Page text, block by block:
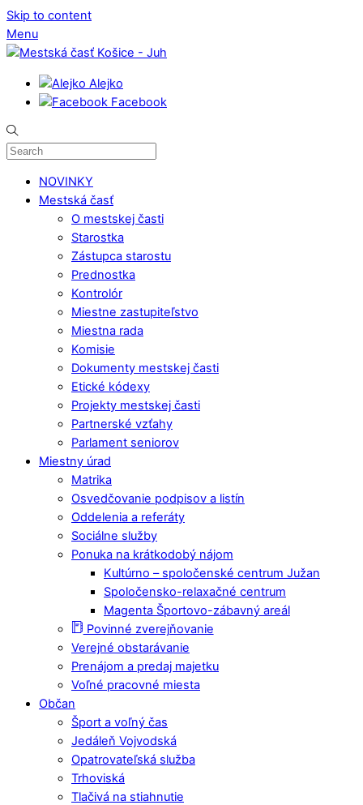
Skip to content
Menu
Alejko
Facebook
NOVINKY
Mestská časť
O mestskej časti
Starostka
Zástupca starostu
Prednostka
Kontrolór
Miestne zastupiteľstvo
Miestna rada
Komisie
Dokumenty mestskej časti
Etické kódexy
Projekty mestskej časti
Partnerské vzťahy
Parlament seniorov
Miestny úrad
Matrika
Osvedčovanie podpisov a listín
Oddelenia a referáty
Sociálne služby
Ponuka na krátkodobý nájom
Kultúrno – spoločenské centrum Južan
Spoločensko-relaxačné centrum
Magenta Športovo-zábavný areál
Povinné zverejňovanie
Verejné obstarávanie
Prenájom a predaj majetku
Voľné pracovné miesta
Občan
Šport a voľný čas
Jedáleň Vojvodská
Opatrovateľská služba
Trhoviská
Tlačivá na stiahnutie